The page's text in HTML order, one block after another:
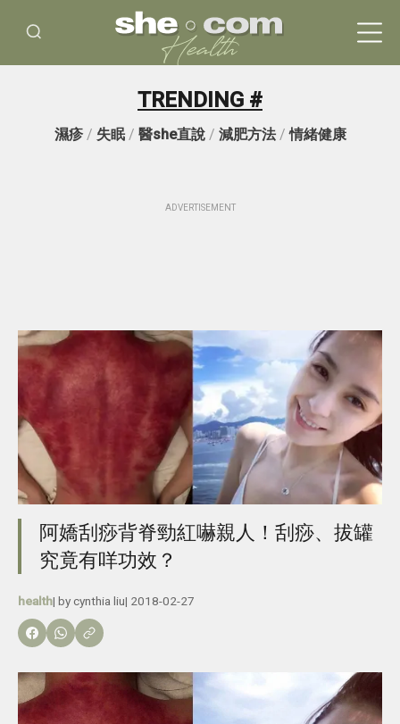
TRENDING #
濕疹/ 失眠/ 醫she直說/ 減肥方法/情緒健康
ADVERTISEMENT
阿嬌刮痧背脊勁紅嚇親人！刮痧、拔罐
究竟有咩功效？
health| bycynthia liu| 2018-02-27